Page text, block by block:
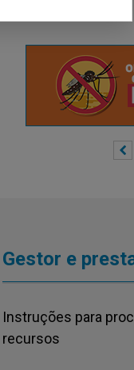
Gestor e
Instruções para
recursos